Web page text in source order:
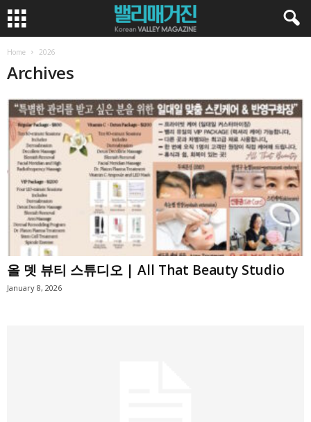
Home 2026
Archives
올 뎃 뷰티 스튜디오 | All That Beauty Studio
January 8, 2026